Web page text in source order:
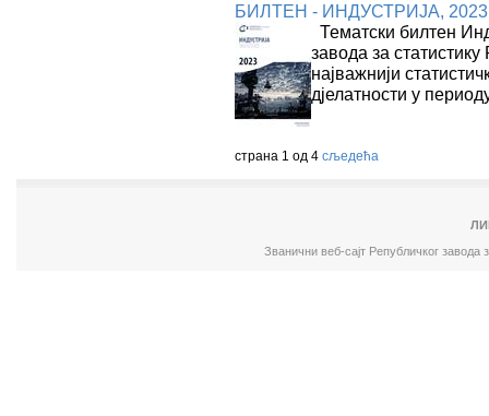
БИЛТЕН - ИНДУСТРИЈА,
Тематски билтен
завода за
најважнији
дјелатности у
страна 1 од 4 сљедећа
Званични веб-сајт Републичког